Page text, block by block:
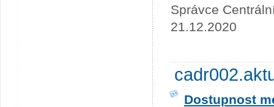
Správce
21.12.2020
Dostupnost